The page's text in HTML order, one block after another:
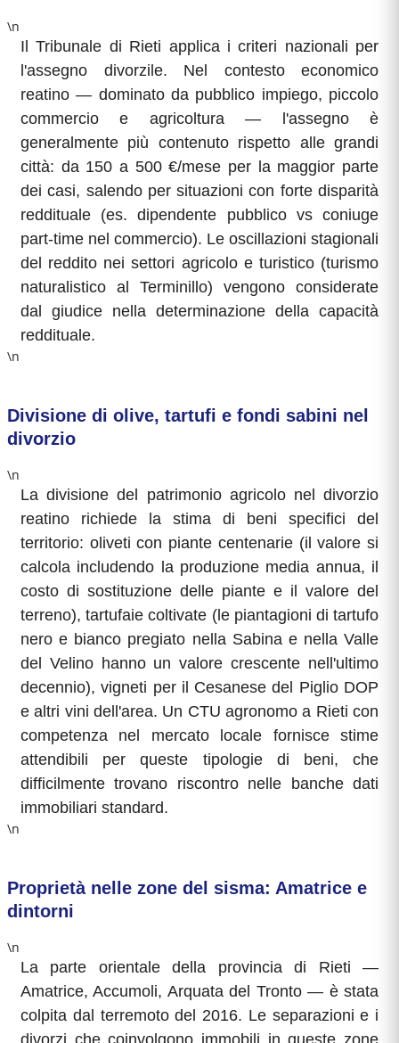
\n
Il Tribunale di Rieti applica i criteri nazionali per
l'assegno divorzile. Nel contesto economico
reatino — dominato da pubblico impiego, piccolo
commercio e agricoltura — l'assegno è
generalmente più contenuto rispetto alle grandi
città: da 150 a 500 €/mese per la maggior parte
dei casi, salendo per situazioni con forte disparità
reddituale (es. dipendente pubblico vs coniuge
part-time nel commercio). Le oscillazioni stagionali
del reddito nei settori agricolo e turistico (turismo
naturalistico al Terminillo) vengono considerate
dal giudice nella determinazione della capacità
reddituale.
\n
Divisione di olive, tartufi e fondi sabini nel
divorzio
\n
La divisione del patrimonio agricolo nel divorzio
reatino richiede la stima di beni specifici del
territorio: oliveti con piante centenarie (il valore si
calcola includendo la produzione media annua, il
costo di sostituzione delle piante e il valore del
terreno), tartufaie coltivate (le piantagioni di tartufo
nero e bianco pregiato nella Sabina e nella Valle
del Velino hanno un valore crescente nell'ultimo
decennio), vigneti per il Cesanese del Piglio DOP
e altri vini dell'area. Un CTU agronomo a Rieti con
competenza nel mercato locale fornisce stime
attendibili per queste tipologie di beni, che
difficilmente trovano riscontro nelle banche dati
immobiliari standard.
\n
Proprietà nelle zone del sisma: Amatrice e
dintorni
\n
La parte orientale della provincia di Rieti —
Amatrice, Accumoli, Arquata del Tronto — è stata
colpita dal terremoto del 2016. Le separazioni e i
divorzi che coinvolgono immobili in queste zone